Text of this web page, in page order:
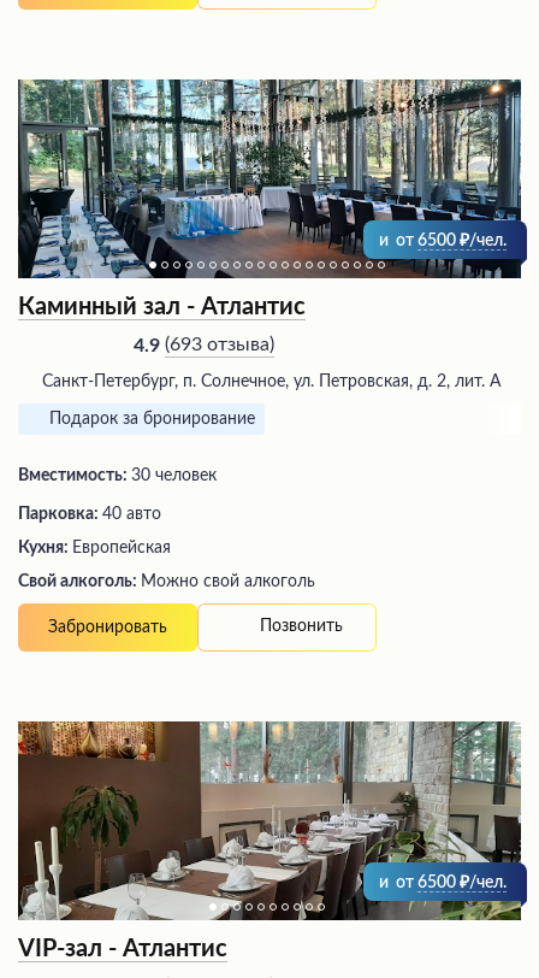
и от 6500 /чел.
Каминный зал - Атлантис
4.9 (693 отзыва)
Санкт-Петербург, п. Солнечное, ул. Петровская, д. 2, лит. А
Подарок за бронирование
Вместимость: 30 человек
Парковка: 40 авто
Кухня: Европейская
Свой алкоголь: Можно свой алкоголь
Забронировать Позвонить
и от 6500 /чел.
VIP-зал - Атлантис